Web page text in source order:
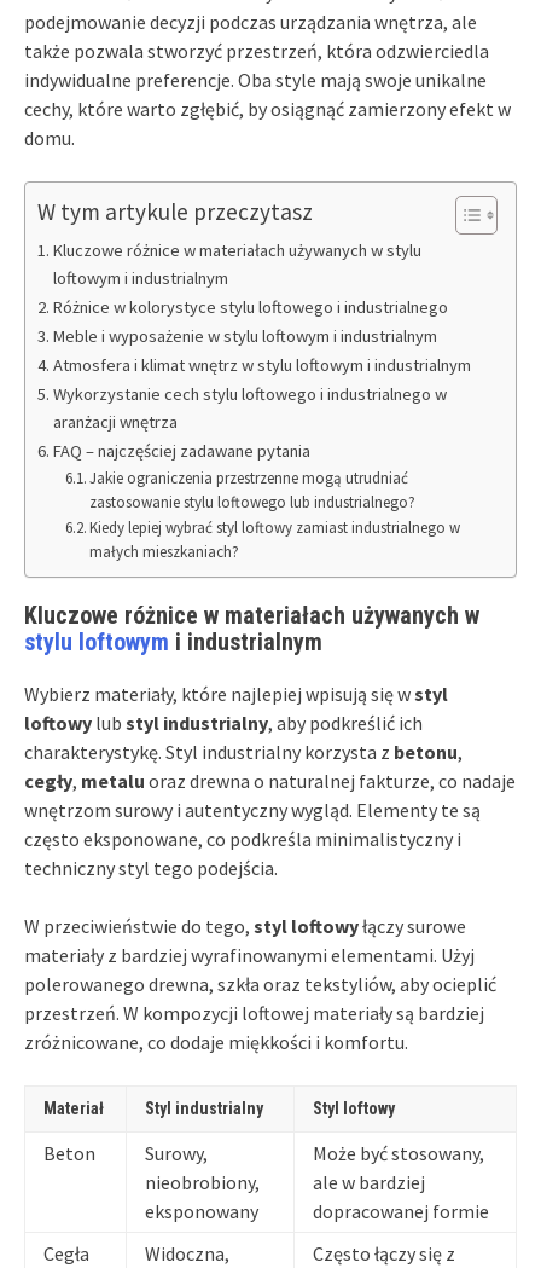
podejmowanie decyzji podczas urządzania wnętrza, ale
także pozwala stworzyć przestrzeń, która odzwierciedla
indywidualne preferencje. Oba style mają swoje unikalne
cechy, które warto zgłębić, by osiągnąć zamierzony efekt w
domu.
W tym artykule przeczytasz
Kluczowe różnice w materiałach używanych w stylu
loftowym i industrialnym
Różnice w kolorystyce stylu loftowego i industrialnego
Meble i wyposażenie w stylu loftowym i industrialnym
Atmosfera i klimat wnętrz w stylu loftowym i industrialnym
Wykorzystanie cech stylu loftowego i industrialnego w
aranżacji wnętrza
FAQ – najczęściej zadawane pytania
Jakie ograniczenia przestrzenne mogą utrudniać
zastosowanie stylu loftowego lub industrialnego?
Kiedy lepiej wybrać styl loftowy zamiast industrialnego w
małych mieszkaniach?
Kluczowe różnice w materiałach używanych w
stylu loftowym i industrialnym
Wybierz materiały, które najlepiej wpisują się wstyl
loftowy lub styl industrialny, aby podkreślić ich
charakterystykę. Styl industrialny korzysta z betonu,
cegły, metalu oraz drewna o naturalnej fakturze, co nadaje
wnętrzom surowy i autentyczny wygląd. Elementy te są
często eksponowane, co podkreśla minimalistyczny i
techniczny styl tego podejścia.
W przeciwieństwie do tego, styl loftowyłączy surowe
materiały z bardziej wyrafinowanymi elementami. Użyj
polerowanego drewna, szkła oraz tekstyliów, aby ocieplić
przestrzeń. W kompozycji loftowej materiały są bardziej
zróżnicowane, co dodaje miękkości i komfortu.
Materiał Styl industrialny Styl loftowy
Beton
Surowy,
nieobrobiony,
eksponowany
Może być stosowany,
ale w bardziej
dopracowanej formie
Cegła
Widoczna,
Często łączy się z